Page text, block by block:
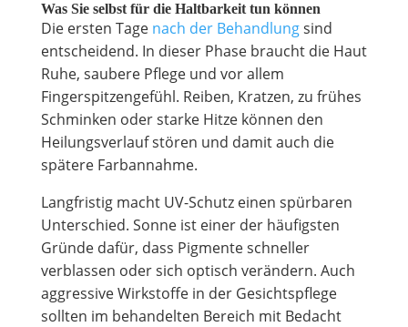
Was Sie selbst für die Haltbarkeit tun können
Die ersten Tage nach der Behandlungsind
entscheidend. In dieser Phase braucht die Haut
Ruhe, saubere Pflege und vor allem
Fingerspitzengefühl. Reiben, Kratzen, zu frühes
Schminken oder starke Hitze können den
Heilungsverlauf stören und damit auch die
spätere Farbannahme.
Langfristig macht UV-Schutz einen spürbaren
Unterschied. Sonne ist einer der häufigsten
Gründe dafür, dass Pigmente schneller
verblassen oder sich optisch verändern. Auch
aggressive Wirkstoffe in der Gesichtspflege
sollten im behandelten Bereich mit Bedacht